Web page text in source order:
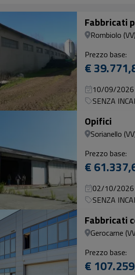
Fabbricati
Rombiolo
Prezzo base:
€
10/09/
SENZA
Opifici
Sorianello
Prezzo base:
€
02/10/
SENZA
Fabbricati
Gerocarne
Prezzo base:
€